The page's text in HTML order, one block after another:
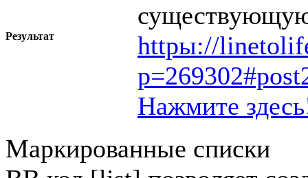
Результат
httpы://
Нажмите
Маркированные списки